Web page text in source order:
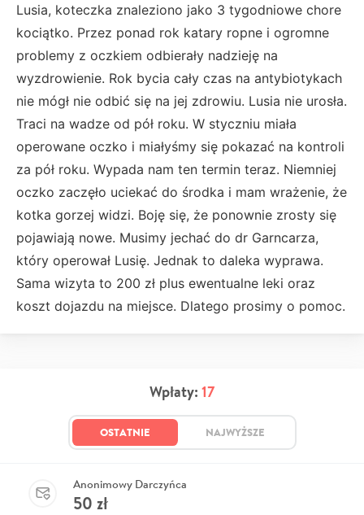
Lusia, koteczka znaleziono jako 3 tygodniowe chore
kociątko. Przez ponad rok katary ropne i ogromne
problemy z oczkiem odbierały nadzieję na
wyzdrowienie. Rok bycia cały czas na antybiotykach
nie mógł nie odbić się na jej zdrowiu. Lusia nie urosła.
Traci na wadze od pół roku. W styczniu miała
operowane oczko i miałyśmy się pokazać na kontroli
za pół roku. Wypada nam ten termin teraz. Niemniej
oczko zaczęło uciekać do środka i mam wrażenie, że
kotka gorzej widzi. Boję się, że ponownie zrosty się
pojawiają nowe. Musimy jechać do dr Garncarza,
który operował Lusię. Jednak to daleka wyprawa.
Sama wizyta to 200 zł plus ewentualne leki oraz
koszt dojazdu na miejsce. Dlatego prosimy o pomoc.
Wpłaty: 17
OSTATNIE NAJWYŻSZE
Anonimowy Darczyńca
50 zł